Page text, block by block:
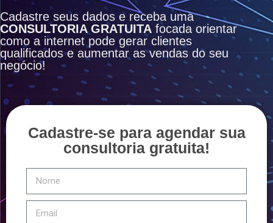
Cadastre seus dados e receba uma
CONSULTORIA GRATUITA focada orientar
como a internet pode gerar clientes
qualificados e aumentar as vendas do seu
negócio!
Cadastre-se para agendar sua
consultoria gratuita!